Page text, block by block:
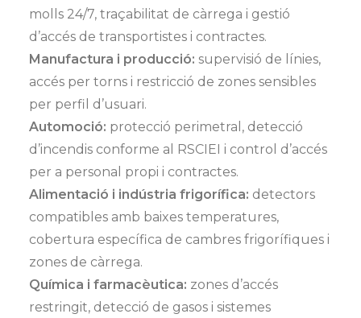
molls 24/7, traçabilitat de càrrega i gestió
d’accés de transportistes i contractes.
Manufactura i producció: supervisió de línies,
accés per torns i restricció de zones sensibles
per perfil d’usuari.
Automoció: protecció perimetral, detecció
d’incendis conforme al RSCIEI i control d’accés
per a personal propi i contractes.
Alimentació i indústria frigorífica: detectors
compatibles amb baixes temperatures,
cobertura específica de cambres frigorífiques i
zones de càrrega.
Química i farmacèutica: zones d’accés
restringit, detecció de gasos i sistemes